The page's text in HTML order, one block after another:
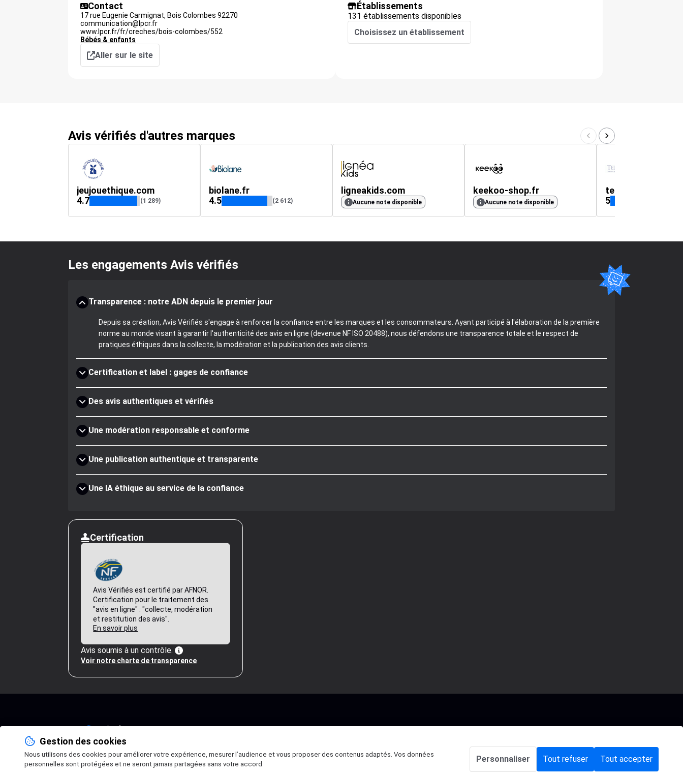
Contact
17 rue Eugenie Carmignat, Bois Colombes 92270
communication@lpcr.fr
www.lpcr.fr/fr/creches/bois-colombes/552
Bébés & enfants
Aller sur le site
Établissements
131 établissements disponibles
Choisissez un établissement
Avis vérifiés d'autres marques
jeujouethique.com
4.7
(1 289)
biolane.fr
4.5
(2 612)
ligneakids.com
Aucune note disponible
keekoo-shop.fr
Aucune note disponible
teddymix.com
5
Les engagements Avis vérifiés
Transparence : notre ADN depuis le premier jour
Depuis sa création, Avis Vérifiés s'engage à renforcer la confiance entre les marques et les consommateurs. Ayant participé à l'élaboration de la première
norme au monde visant à garantir l'authenticité des avis en ligne (devenue NF ISO 20488), nous défendons une transparence totale et le respect de
pratiques éthiques dans la collecte, la modération et la publication des avis clients.
Certification et label : gages de confiance
Des avis authentiques et vérifiés
Une modération responsable et conforme
Une publication authentique et transparente
Une IA éthique au service de la confiance
Certification
Avis Vérifiés est certifié par AFNOR.
Certification pour le traitement des
"avis en ligne" : "collecte, modération
et restitution des avis".
En savoir plus
Avis soumis à un contrôle.
Voir notre charte de transparence
Gestion des cookies
Nous utilisons des cookies pour améliorer votre expérience, mesurer l’audience et vous proposer des contenus adaptés. Vos données
personnelles sont protégées et ne seront jamais partagées sans votre accord.
Personnaliser Tout refuser Tout accepter